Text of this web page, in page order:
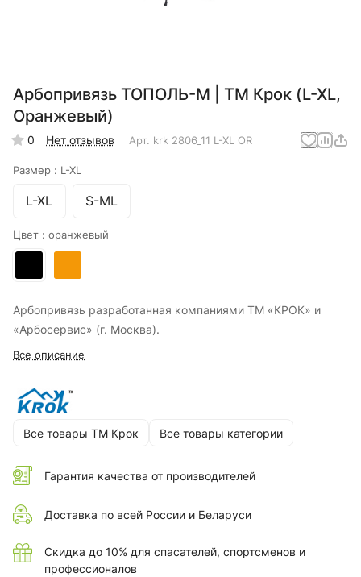
Арбопривязь ТОПОЛЬ-М | ТМ Крок (L-XL,
Оранжевый)
0 Нет отзывов Арт. krk 2806_11 L-XL OR
Размер : L-XL
L-XL S-ML
Цвет : оранжевый
Арбопривязь разработанная компаниями ТМ «КРОК» и
«Арбосервис» (г. Москва).
Все описание
Все товары ТМ Крок Все товары категории
Гарантия качества от производителей
Доставка по всей России и Беларуси
Скидка до 10% для спасателей, спортсменов и
профессионалов